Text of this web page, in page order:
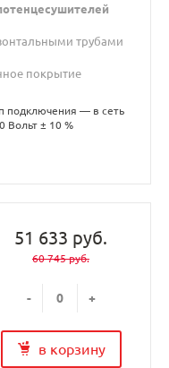
трубами
покрытие
подключения — в сеть
Вольт ± 10 %
51 633 руб.
60 745 руб.
- +
в корзину